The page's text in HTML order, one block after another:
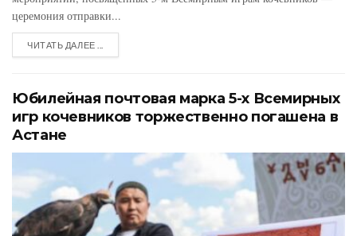
церемония отправки...
ЧИТАТЬ ДАЛЕЕ ...
Юбилейная почтовая марка 5-х Всемирных
игр кочевников торжественно погашена в
Астане